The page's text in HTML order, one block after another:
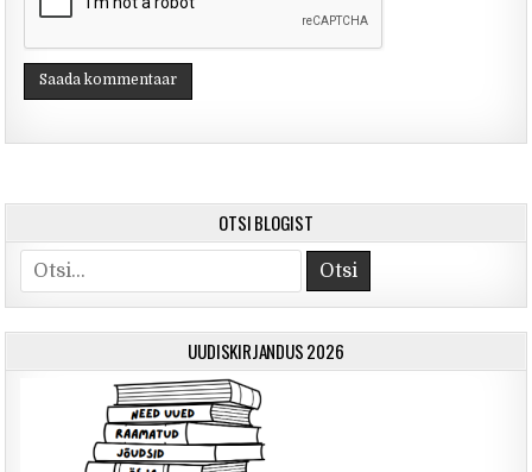
OTSI BLOGIST
Otsi
UUDISKIRJANDUS 2026